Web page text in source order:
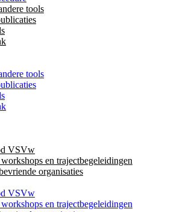
tools
tools
VSVw
en trajectbegeleidingen
organisaties
VSVw
en trajectbegeleidingen